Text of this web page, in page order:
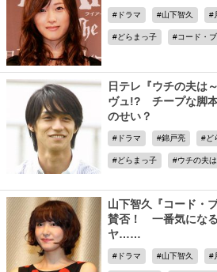
ドラマ 山下智久
どらまっ子 コード・
日テレ『ウチの夫は
ヴュ!? チープな脚
のせい？
ドラマ 錦戸亮 ど
どらまっ子 ウチの夫
山下智久『コード・
賛否！ 一番気にな
ヤ……
ドラマ 山下智久